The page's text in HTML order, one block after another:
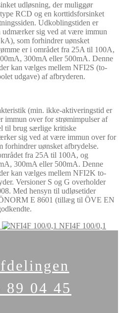
udløsning, der muliggør
RCD og en korttidsforsinket
Udkoblingstiden er
sig ved at være immun
som forhindrer uønsket
er i området fra 25A til 100A,
300mA eller 500mA. Denne
kan vælges mellem NFI2S (to-
udgave) af afbryderen.
(min. ikke-aktiveringstid er
immun over for strømimpulser af
til brug særlige kritiske
sig ved at være immun over for
forhindrer uønsket afbrydelse.
fra 25A til 100A, og
300mA eller 500mA. Denne
kan vælges mellem NFI2K to-
Versioner S og G overholder
Med hensyn til udløsetider
E 8601 (tillæg til ÖVE EN
NFI4F 100/0,1
89 04 45